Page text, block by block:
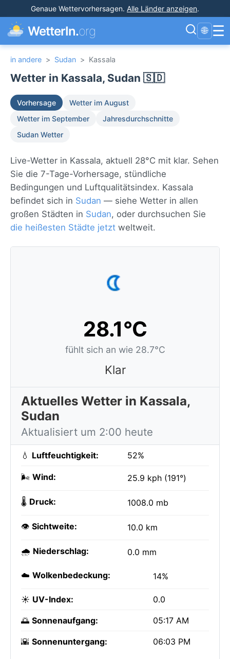
Genaue Wettervorhersagen. Alle Länder anzeigen.
WetterIn.org 🌐 ☰
in andere > Sudan > Kassala
Wetter in Kassala, Sudan 🇸🇩
Vorhersage
Wetter im August
Wetter im September
Jahresdurchschnitte
Sudan Wetter
Live-Wetter in Kassala, aktuell 28°C mit klar. Sehen
Sie die 7-Tage-Vorhersage, stündliche
Bedingungen und Luftqualitätsindex. Kassala
befindet sich in Sudan — siehe Wetter in allen
großen Städten in Sudan, oder durchsuchen Sie
die heißesten Städte jetzt weltweit.
28.1°C
fühlt sich an wie 28.7°C
Klar
Aktuelles Wetter in Kassala,
Sudan
Aktualisiert um 2:00 heute
💧 Luftfeuchtigkeit: 52%
🌬️ Wind: 25.9 kph (191°)
🌡️ Druck: 1008.0 mb
👁️ Sichtweite: 10.0 km
🌧️ Niederschlag: 0.0 mm
☁️ Wolkenbedeckung: 14%
☀️ UV-Index: 0.0
🌅 Sonnenaufgang: 05:17 AM
🌇 Sonnenuntergang: 06:03 PM